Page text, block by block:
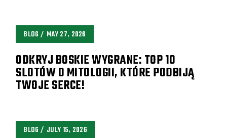
BLOG MAY 27, 2026
ODKRYJ BOSKIE WYGRANE: TOP 10
SLOTÓW O MITOLOGII, KTÓRE PODBIJĄ
TWOJE SERCE!
BLOG JULY 15, 2026